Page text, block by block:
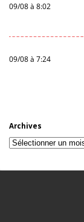
09/08 à 8:02
09/08 à 7:24
Archives
Archives